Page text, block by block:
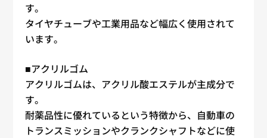
す。
タイヤチューブや工業用品など幅広く使用されて
います。
■アクリルゴム
アクリルゴムは、アクリル酸エステルが主成分で
す。
耐薬品性に優れているという特徴から、自動車の
トランスミッションやクランクシャフトなどに使